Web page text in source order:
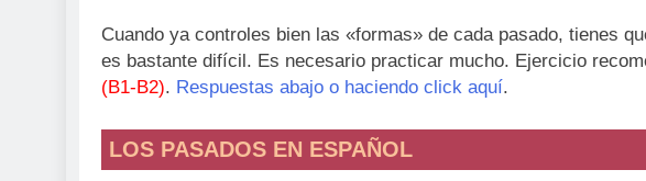
Cuando ya controles bien las «formas» de cada pasado, tienes
es bastante difícil. Es necesario practicar mucho. Ejercicio
(B1-B2). Respuestas abajo o haciendo click aquí.
LOS PASADOS EN ESPAÑOL